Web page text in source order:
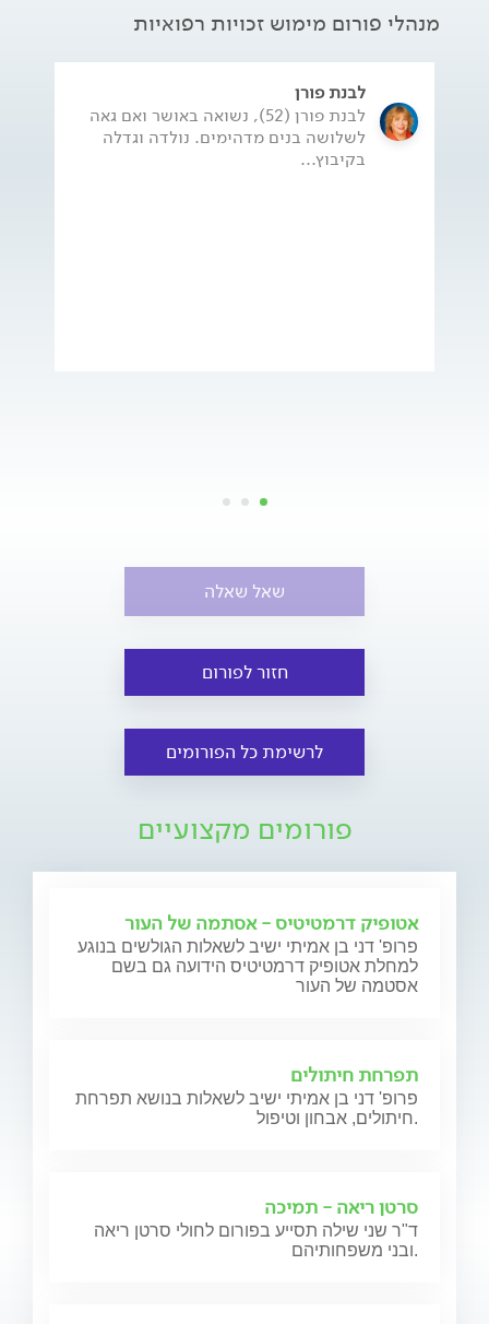
מנהלי פורום מימוש זכויות רפואיות
לבנת פורן
לבנת פורן (52), נשואה באושר ואם גאה
לשלושה בנים מדהימים. נולדה וגדלה
בקיבוץ...
שאל שאלה
חזור לפורום
לרשימת כל הפורומים
פורומים מקצועיים
אטופיק דרמטיטיס - אסתמה של העור
פרופ' דני בן אמיתי ישיב לשאלות הגולשים בנוגע
למחלת אטופיק דרמטיטיס הידועה גם בשם
אסטמה של העור
תפרחת חיתולים
פרופ' דני בן אמיתי ישיב לשאלות בנושא תפרחת
חיתולים, אבחון וטיפול.
סרטן ריאה - תמיכה
ד"ר שני שילה תסייע בפורום לחולי סרטן ריאה
ובני משפחותיהם.